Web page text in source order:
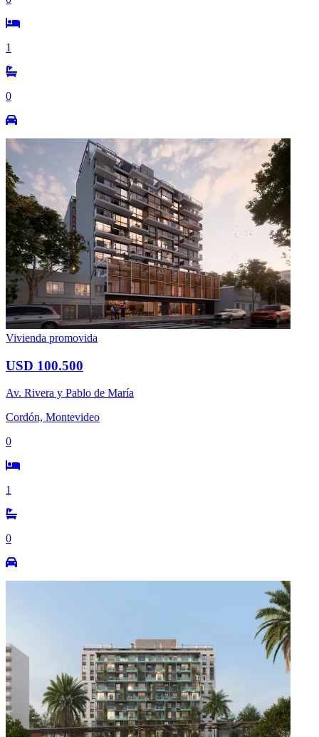
1
0
Vivienda promovida
USD 100.500
Av. Rivera y Pablo de María
Cordón, Montevideo
0
1
0